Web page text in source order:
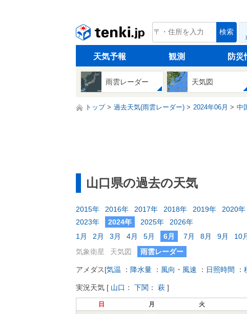
tenki.jp 検索
天気予報 観測 防災
雨雲レーダー 天気図
トップ 過去天気(雨雲レーダー) 2024年06月 中
山口県の過去の天気
2015年 2016年 2017年 2018年 2019年 2020年
2023年
2024年 2025年
2026年
1月
2月 3月 4月 5月 6月 7月 8月 9月 10
気象衛星
天気図 雨雲レーダー
アメダス[気温 ： 降水量 ： 風向・風速 ： 日照時間 ：
実況天気 [ 山口 ： 下関 ： 萩 ]
日 月 火